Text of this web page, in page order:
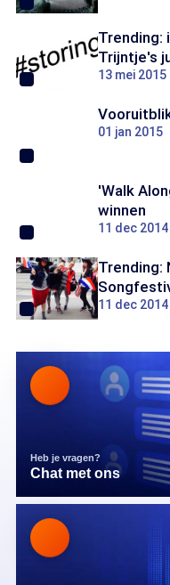
Trending:
Trijntje's
13 mei 2015
01 jan 2015
'Walk
winnen
11 dec 2014
Trending:
11 dec 2014
Heb je vragen?
Chat met ons